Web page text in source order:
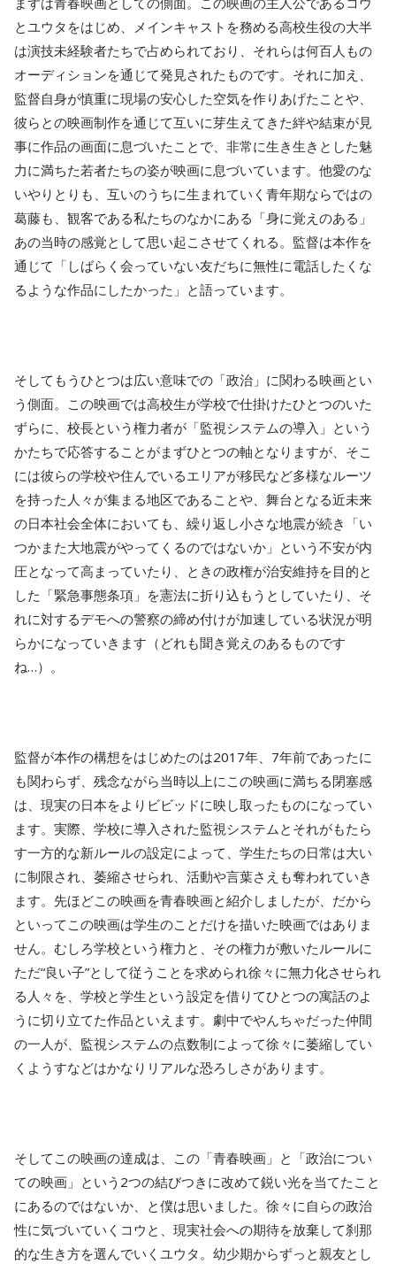
とユウタをはじめ、メインキャストを務める高校生役の大半
は演技未経験者たちで占められており、それらは何百人もの
オーディションを通じて発見されたものです。それに加え、
監督自身が慎重に現場の安心した空気を作りあげたことや、
彼らとの映画制作を通じて互いに芽生えてきた絆や結束が見
事に作品の画面に息づいたことで、非常に生き生きとした魅
力に満ちた若者たちの姿が映画に息づいています。他愛のな
いやりとりも、互いのうちに生まれていく青年期ならではの
葛藤も、観客である私たちのなかにある「身に覚えのある」
あの当時の感覚として思い起こさせてくれる。監督は本作を
通じて「しばらく会っていない友だちに無性に電話したくな
るような作品にしたかった」と語っています。
そしてもうひとつは広い意味での「政治」に関わる映画とい
う側面。この映画では高校生が学校で仕掛けたひとつのいた
ずらに、校長という権力者が「監視システムの導入」という
かたちで応答することがまずひとつの軸となりますが、そこ
には彼らの学校や住んでいるエリアが移民など多様なルーツ
を持った人々が集まる地区であることや、舞台となる近未来
の日本社会全体においても、繰り返し小さな地震が続き「い
つかまた大地震がやってくるのではないか」という不安が内
圧となって高まっていたり、ときの政権が治安維持を目的と
した「緊急事態条項」を憲法に折り込もうとしていたり、そ
れに対するデモへの警察の締め付けが加速している状況が明
らかになっていきます（どれも聞き覚えのあるものです
ね…）。
監督が本作の構想をはじめたのは2017年、7年前であったに
も関わらず、残念ながら当時以上にこの映画に満ちる閉塞感
は、現実の日本をよりビビッドに映し取ったものになってい
ます。実際、学校に導入された監視システムとそれがもたら
す一方的な新ルールの設定によって、学生たちの日常は大い
に制限され、萎縮させられ、活動や言葉さえも奪われていき
ます。先ほどこの映画を青春映画と紹介しましたが、だから
といってこの映画は学生のことだけを描いた映画ではありま
せん。むしろ学校という権力と、その権力が敷いたルールに
ただ“良い子”として従うことを求められ徐々に無力化させられ
る人々を、学校と学生という設定を借りてひとつの寓話のよ
うに切り立てた作品といえます。劇中でやんちゃだった仲間
の一人が、監視システムの点数制によって徐々に萎縮してい
くようすなどはかなりリアルな恐ろしさがあります。
そしてこの映画の達成は、この「青春映画」と「政治につい
ての映画」という2つの結びつきに改めて鋭い光を当てたこと
にあるのではないか、と僕は思いました。徐々に自らの政治
性に気づいていくコウと、現実社会への期待を放棄して刹那
的な生き方を選んでいくユウタ。幼少期からずっと親友とし